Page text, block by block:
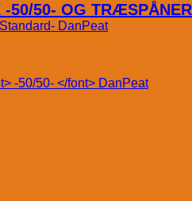
50/50- OG TRÆSPÅNER
DanPeat
DanPeat